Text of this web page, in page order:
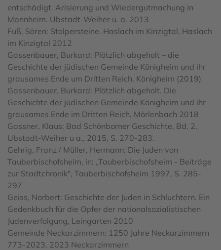
entschädigt. Arisierung und Wiedergutmachung in
Mannheim. Ubstadt-Weiher u. a. 2013
Fuß, Sören: Stolpersteine. Haslach im Kinzigtal, Haslach
im Kinzigtal 2012
Gassenbauer, Burkard: Plötzlich abgeholt – die
Geschichte der jüdischen Gemeinde Königheim und ihr
grausames Ende um Dritten Reich, Königheim (2019)
Gassenbauer, Burkard: Plötzlich abgeholt. Die
Geschichte der jüdischen Gemeinde Königheim und ihr
grausames Ende im Dritten Reich, Mörlenbach 2018
Gassner, Klaus: Bad Schönborner Geschichte, Bd. 2,
Ubstadt-Weiher u a., 2015, S. 270-283.
Gehrig, Franz / Müller, Hermann: Die Juden von
Tauberbischofsheim, in: „Tauberbischofsheim - Beiträge
zur Stadtchronik", Tauberbischofsheim 1997, S. 285-
297
Geiss, Norbert: Geschichte der Juden in Schluchtern. Ein
Gedenkbuch für die Opfer der nationalsozialistischen
Judenverfolgung, Leingarten 2010
Gemeinde Neckarzimmern: 1250 Jahre Neckarzimmern
773-2023, 2023 Neckarzimmern